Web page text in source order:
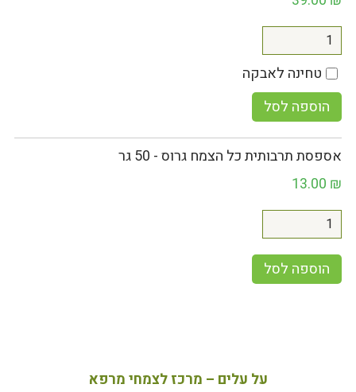
טחינה לאבקה
הוספה לסל
אספסת תרבותית כל הצמח גרוס - 50 גר
13.00 ₪
הוספה לסל
על עלים – מרכז לצמחי מרפא